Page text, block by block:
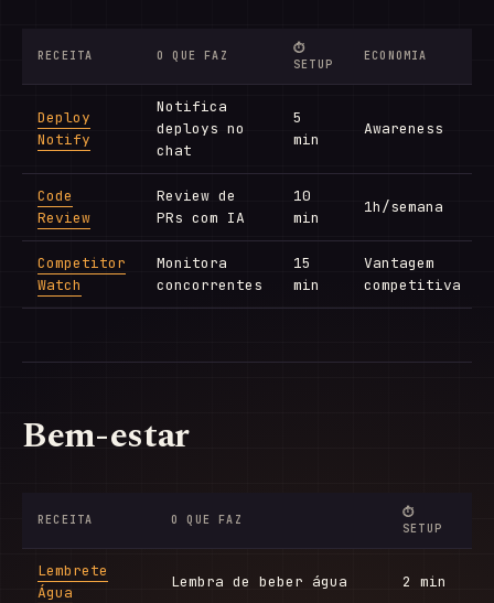
RECEITA O QUE FAZ
⏱
SETUP
ECONOMIA
Deploy
Notify
Notifica
deploys no
chat
5
min
Awareness
Code
Review
Review de
PRs com IA
10
min
1h/semana
Competitor
Watch
Monitora
concorrentes
15
min
Vantagem
competitiva
Bem-estar
RECEITA O QUE FAZ
⏱
SETUP
Lembrete
Água
Lembra de beber água 2 min